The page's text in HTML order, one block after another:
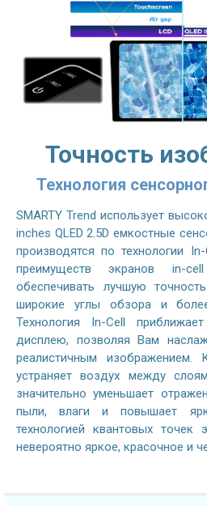
Точность
Технология
SMARTY Trend использует
inches QLED 2.5D емкостные
производятся по технологии
преимуществ экранов in-
обеспечивать лучшую
широкие углы обзора и
Технология In-Cell
дисплею, позволяя Вам
реалистичным изображением.
устраняет воздух между
значительно уменьшает
пыли, влаги и повышает
технологией квантовых точек
невероятно яркое, красочное и